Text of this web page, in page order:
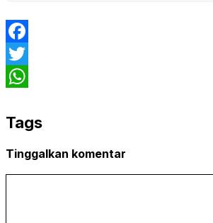
Facebook
Twitter
Tags
Tinggalkan komentar